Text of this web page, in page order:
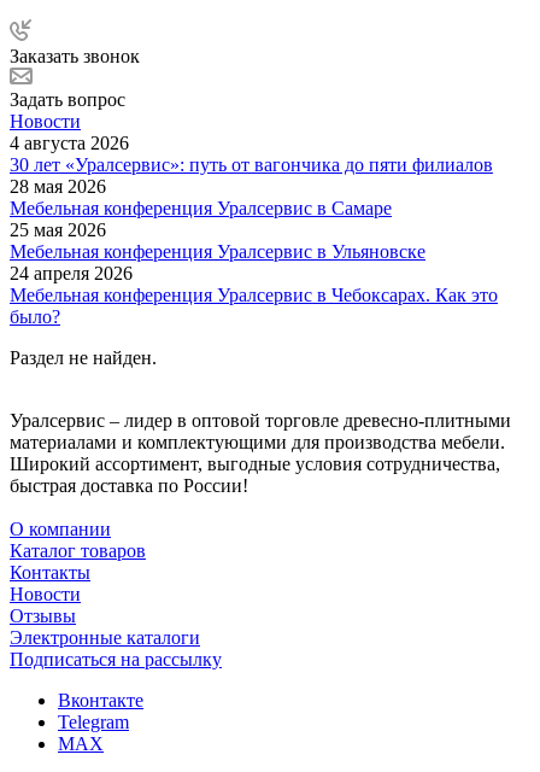
Заказать звонок
Задать вопрос
Новости
4 августа 2026
30 лет «Уралсервис»: путь от вагончика до пяти филиалов
28 мая 2026
Мебельная конференция Уралсервис в Самаре
25 мая 2026
Мебельная конференция Уралсервис в Ульяновске
24 апреля 2026
Мебельная конференция Уралсервис в Чебоксарах. Как это
было?
Раздел не найден.
Уралсервис – лидер в оптовой торговле древесно-плитными
материалами и комплектующими для производства мебели.
Широкий ассортимент, выгодные условия сотрудничества,
быстрая доставка по России!
О компании
Каталог товаров
Контакты
Новости
Отзывы
Электронные каталоги
Подписаться на рассылку
Вконтакте
Telegram
MAX